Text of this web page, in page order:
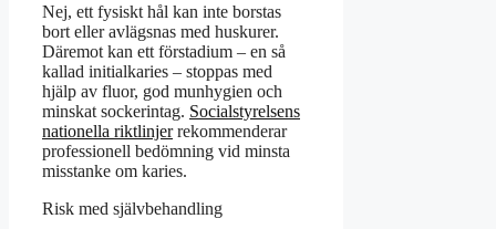
Nej, ett fysiskt hål kan inte borstas
bort eller avlägsnas med huskurer.
Däremot kan ett förstadium – en så
kallad initialkaries – stoppas med
hjälp av fluor, god munhygien och
minskat sockerintag. Socialstyrelsens
nationella riktlinjerrekommenderar
professionell bedömning vid minsta
misstanke om karies.
Risk med självbehandling